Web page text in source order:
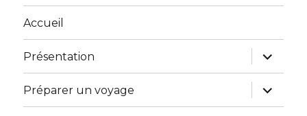
Accueil
Présentation
ouvrir
le
sous-
menu
Préparer un voyage
ouvrir
le
sous-